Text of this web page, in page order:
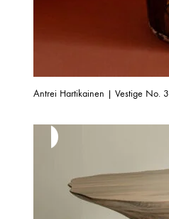
Antrei Hartikainen | Vestige No. 3